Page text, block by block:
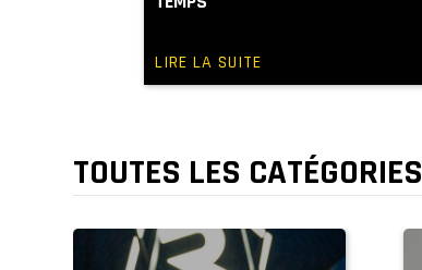
LIRE LA SUITE
TOUTES LES CATÉGORIES